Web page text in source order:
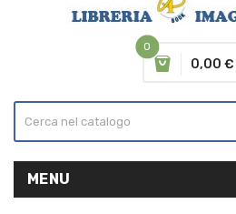
0
0,00 €
MENU